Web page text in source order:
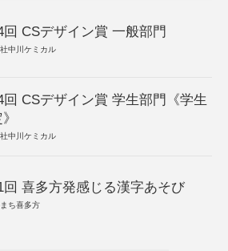
回 CSデザイン賞 一般部門
中川ケミカル
回 CSデザイン賞 学生部門《学生
中川ケミカル
回 喜多方発感じる漢字あそび
ち喜多方